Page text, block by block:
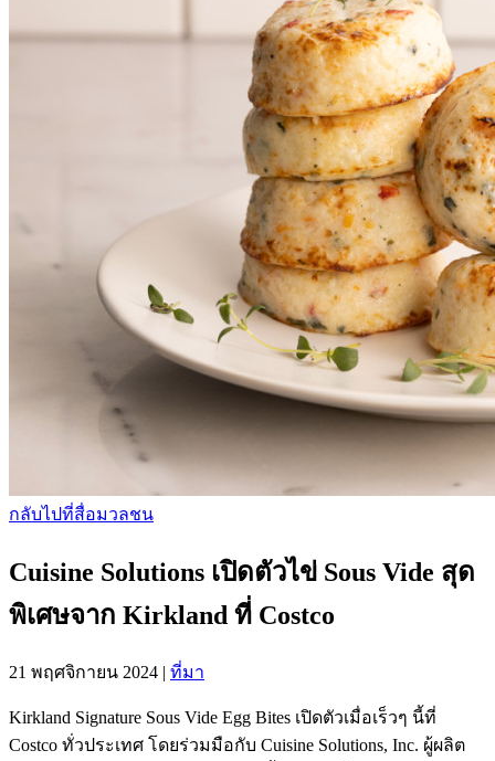
กลับไปที่สื่อมวลชน
Cuisine Solutions เปิดตัวไข่ Sous Vide สุด
พิเศษจาก Kirkland ที่ Costco
21 พฤศจิกายน 2024 | ที่มา
Kirkland Signature Sous Vide Egg Bites เปิดตัวเมื่อเร็วๆ นี้ที่
Costco ทั่วประเทศ โดยร่วมมือกับ Cuisine Solutions, Inc. ผู้ผลิต